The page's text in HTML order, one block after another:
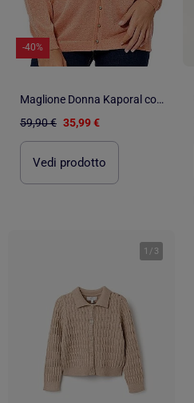
-40%
Maglione Donna Kaporal con Paillettes
59,90 € 35,99 €
Vedi prodotto
1 / 3